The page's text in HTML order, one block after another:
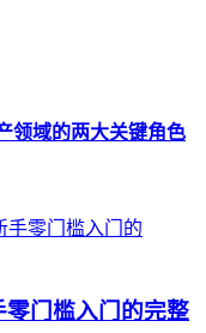
领域的两大关键角色
门槛入门的完整